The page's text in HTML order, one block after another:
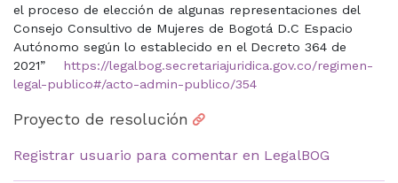
el proceso de elección de algunas representaciones del
Consejo Consultivo de Mujeres de Bogotá D.C Espacio
Autónomo según lo establecido en el Decreto 364 de
2021” https://legalbog.secretariajuridica.gov.co/regimen-
legal-publico#/acto-admin-publico/354
Proyecto de resolución
Registrar usuario para comentar en LegalBOG